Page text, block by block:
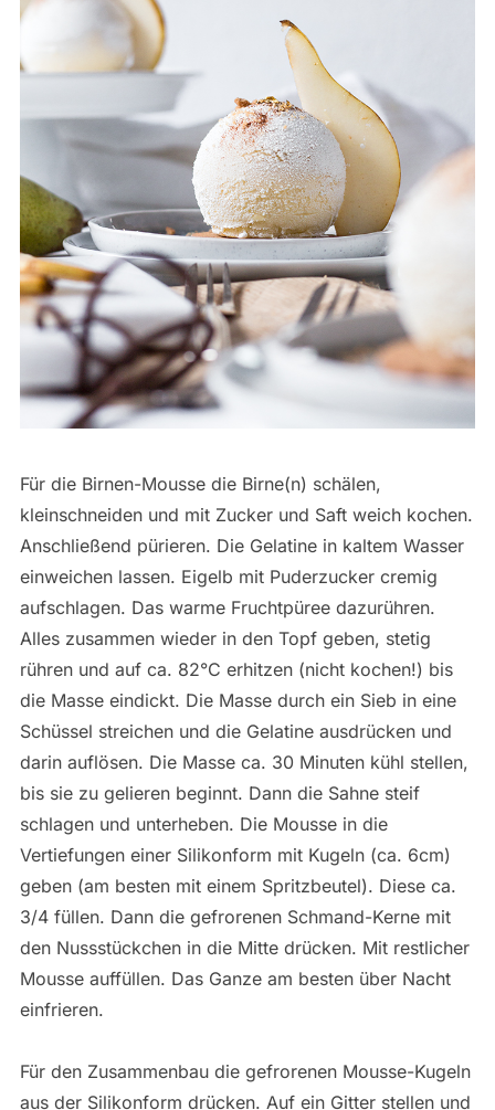
Für die Birnen-Mousse die Birne(n) schälen,
kleinschneiden und mit Zucker und Saft weich kochen.
Anschließend pürieren. Die Gelatine in kaltem Wasser
einweichen lassen. Eigelb mit Puderzucker cremig
aufschlagen. Das warme Fruchtpüree dazurühren.
Alles zusammen wieder in den Topf geben, stetig
rühren und auf ca. 82°C erhitzen (nicht kochen!) bis
die Masse eindickt. Die Masse durch ein Sieb in eine
Schüssel streichen und die Gelatine ausdrücken und
darin auflösen. Die Masse ca. 30 Minuten kühl stellen,
bis sie zu gelieren beginnt. Dann die Sahne steif
schlagen und unterheben. Die Mousse in die
Vertiefungen einer Silikonform mit Kugeln (ca. 6cm)
geben (am besten mit einem Spritzbeutel). Diese ca.
3/4 füllen. Dann die gefrorenen Schmand-Kerne mit
den Nussstückchen in die Mitte drücken. Mit restlicher
Mousse auffüllen. Das Ganze am besten über Nacht
einfrieren.
Für den Zusammenbau die gefrorenen Mousse-Kugeln
aus der Silikonform drücken. Auf ein Gitter stellen und